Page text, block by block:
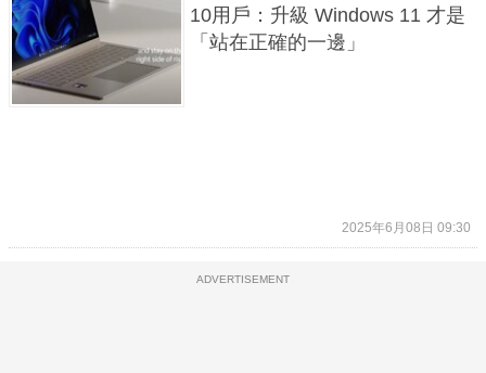
10用戶：升級 Windows 11 才是
「站在正確的一邊」
2025年6月08日 09:30
ADVERTISEMENT